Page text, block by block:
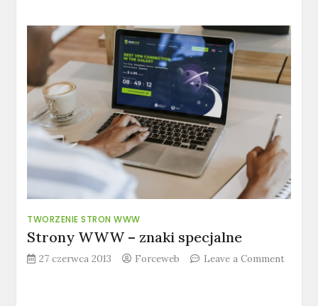
specjalne
stronach
tworzonych
języku
HTML
TWORZENIE STRON WWW
Strony WWW – znaki specjalne
27 czerwca 2013 Forceweb
Leave a Comment